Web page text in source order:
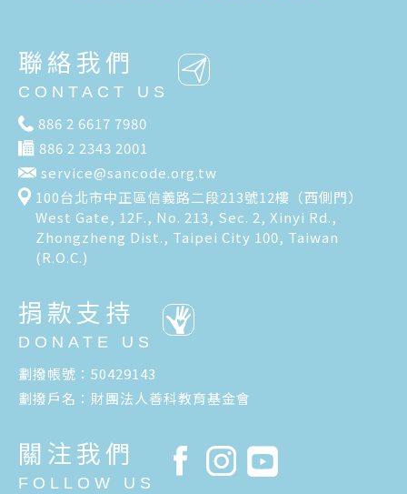
聯絡我們
CONTACT US
886 2 6617 7980
886 2 2343 2001
service@sancode.org.tw
100台北市中正區信義路二段213號12樓（西側門）
West Gate, 12F., No. 213, Sec. 2, Xinyi Rd.,
Zhongzheng Dist., Taipei City 100, Taiwan
(R.O.C.)
捐款支持
DONATE US
劃撥帳號：50429143
劃撥戶名：財團法人善科教育基金會
關注我們
FOLLOW US